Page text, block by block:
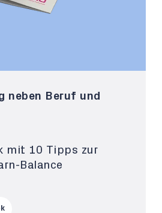
neben Beruf und
mit 10 Tipps zur
Balance